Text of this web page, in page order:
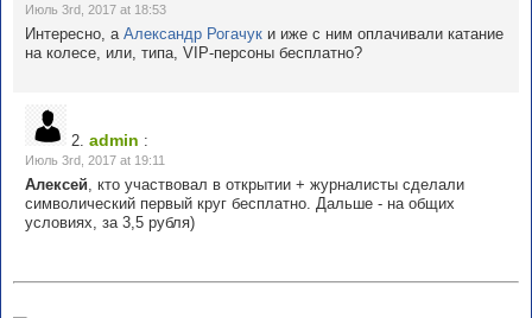
Июль 3rd, 2017 at 18:53
Интересно, а Александр Рогачук и иже с ним оплачивали катание
на колесе, или, типа, VIP-персоны бесплатно?
2. admin :
Июль 3rd, 2017 at 19:11
Алексей, кто участвовал в открытии + журналисты сделали
символический первый круг бесплатно. Дальше - на общих
условиях, за 3,5 рубля)